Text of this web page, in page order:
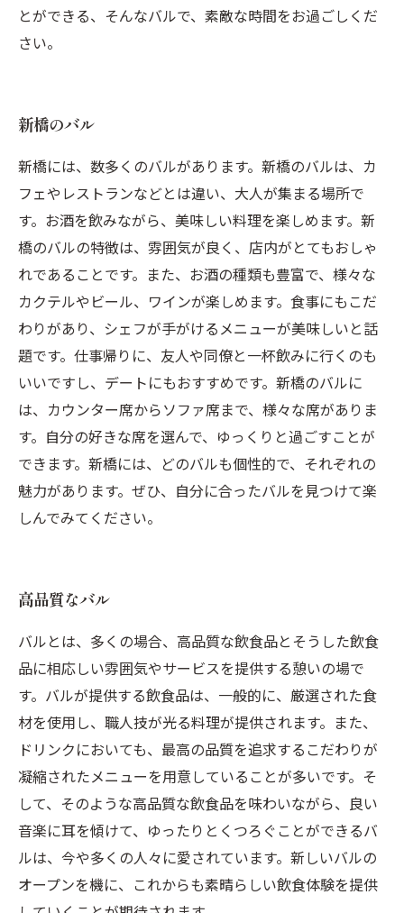
とができる、そんなバルで、素敵な時間をお過ごしくだ
さい。
新橋のバル
新橋には、数多くのバルがあります。新橋のバルは、カ
フェやレストランなどとは違い、大人が集まる場所で
す。お酒を飲みながら、美味しい料理を楽しめます。新
橋のバルの特徴は、雰囲気が良く、店内がとてもおしゃ
れであることです。また、お酒の種類も豊富で、様々な
カクテルやビール、ワインが楽しめます。食事にもこだ
わりがあり、シェフが手がけるメニューが美味しいと話
題です。仕事帰りに、友人や同僚と一杯飲みに行くのも
いいですし、デートにもおすすめです。新橋のバルに
は、カウンター席からソファ席まで、様々な席がありま
す。自分の好きな席を選んで、ゆっくりと過ごすことが
できます。新橋には、どのバルも個性的で、それぞれの
魅力があります。ぜひ、自分に合ったバルを見つけて楽
しんでみてください。
高品質なバル
バルとは、多くの場合、高品質な飲食品とそうした飲食
品に相応しい雰囲気やサービスを提供する憩いの場で
す。バルが提供する飲食品は、一般的に、厳選された食
材を使用し、職人技が光る料理が提供されます。また、
ドリンクにおいても、最高の品質を追求するこだわりが
凝縮されたメニューを用意していることが多いです。そ
して、そのような高品質な飲食品を味わいながら、良い
音楽に耳を傾けて、ゆったりとくつろぐことができるバ
ルは、今や多くの人々に愛されています。新しいバルの
オープンを機に、これからも素晴らしい飲食体験を提供